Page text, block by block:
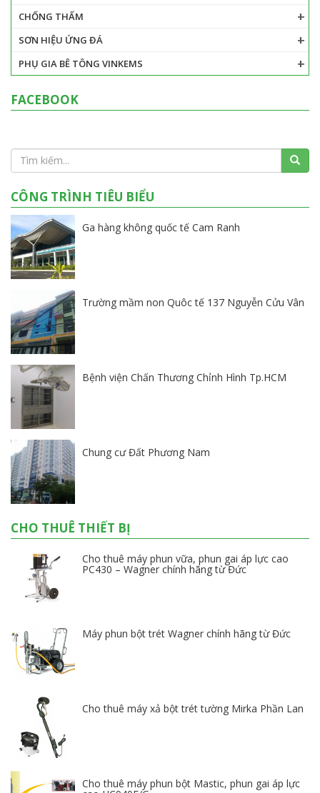
CHỐNG THẤM
SƠN HIỆU ỨNG ĐÁ
PHỤ GIA BÊ TÔNG VINKEMS
FACEBOOK
CÔNG TRÌNH TIÊU BIỂU
Ga hàng không quốc tế Cam Ranh
Trường mầm non Quôc tế 137 Nguyễn Cửu Vân
Bệnh viện Chấn Thương Chỉnh Hình Tp.HCM
Chung cư Đất Phương Nam
CHO THUÊ THIẾT BỊ
Cho thuê máy phun vữa, phun gai áp lực cao
PC430 – Wagner chính hãng từ Đức
Máy phun bột trét Wagner chính hãng từ Đức
Cho thuê máy xả bột trét tường Mirka Phần Lan
Cho thuê máy phun bột Mastic, phun gai áp lực